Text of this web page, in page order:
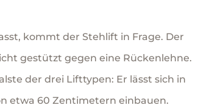
kommt der Stehlift in Frage. Der
gestützt gegen eine Rückenlehne.
der drei Lifttypen: Er lässt sich in
etwa 60 Zentimetern einbauen.